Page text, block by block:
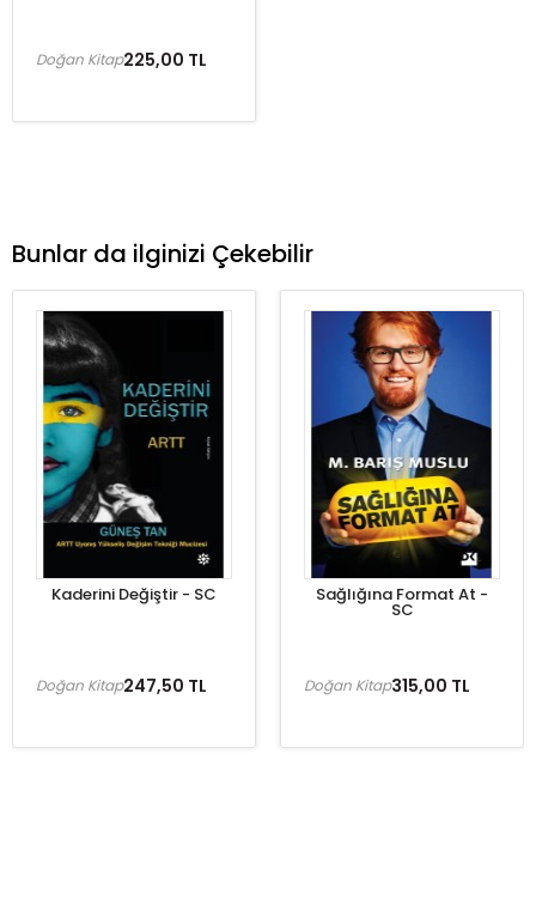
225,00 TL
Doğan Kitap
Bunlar da ilginizi Çekebilir
Kaderini Değiştir - SC
247,50 TL
Doğan Kitap
Sağlığına Format At -
SC
315,00 TL
Doğan Kitap